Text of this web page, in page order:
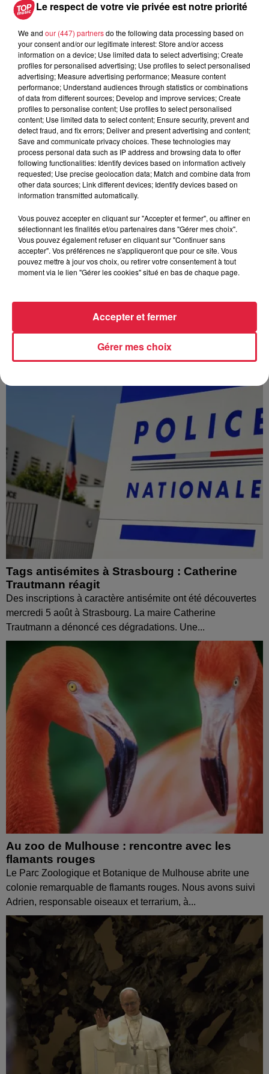
À découvrir également
Depuis plusieurs jours, des habitants de Hoerdt ont vu de
nombreuses interrogations, la municipalité a pris...
Tags antisémites à Strasbourg : Catherine
Trautmann réagit
Des inscriptions à caractère antisémite ont été découvertes
mercredi 5 août à Strasbourg. La maire Catherine
Trautmann a dénoncé ces dégradations. Une...
Au zoo de Mulhouse : rencontre avec les
flamants rouges
Le Parc Zoologique et Botanique de Mulhouse abrite une
colonie remarquable de flamants rouges. Nous avons suivi
Adrien, responsable oiseaux et terrarium, à...
Le respect de votre vie privée est notre priorité
We and our (447) partnersdo the following data processing based on
your consent and/or our legitimate interest: Store and/or access
information on a device; Use limited data to select advertising; Create
profiles for personalised advertising; Use profiles to select personalised
advertising; Measure advertising performance; Measure content
performance; Understand audiences through statistics or combinations
of data from different sources; Develop and improve services; Create
profiles to personalise content; Use profiles to select personalised
content; Use limited data to select content; Ensure security, prevent and
detect fraud, and fix errors; Deliver and present advertising and content;
Save and communicate privacy choices. These technologies may
process personal data such as IP address and browsing data to offer
following functionalities: Identify devices based on information actively
requested; Use precise geolocation data; Match and combine data from
other data sources; Link different devices; Identify devices based on
information transmitted automatically.
Vous pouvez accepter en cliquant sur "Accepter et fermer", ou affiner en
sélectionnant les finalités et/ou partenaires dans "Gérer mes choix".
Vous pouvez également refuser en cliquant sur "Continuer sans
accepter". Vos préférences ne s'appliqueront que pour ce site. Vous
pouvez mettre à jour vos choix, ou retirer votre consentement à tout
moment via le lien "Gérer les cookies" situé en bas de chaque page.
Gérer mes choix
Accepter et fermer